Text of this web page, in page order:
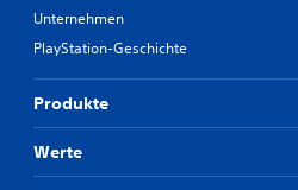
Unternehmen
PlayStation-Geschichte
Produkte
Werte